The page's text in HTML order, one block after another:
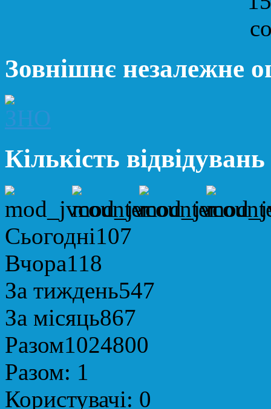
Зовнішнє незалежне
Кількість відвідувань
Сьогодні107
Вчора118
За тиждень547
За місяць867
Разом1024800
Разом: 1
Користувачі: 0